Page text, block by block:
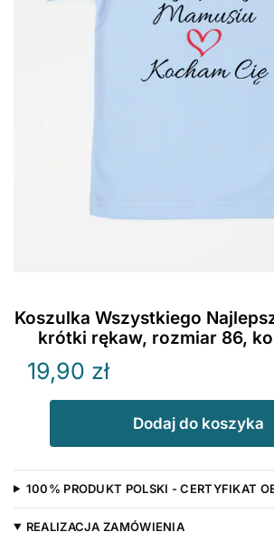
Koszulka Wszystkiego
krótki rękaw, rozmiar 86,
19,90 zł
Wszystkiego
Najlepszego
Mamusiu
Dodaj do koszyka
100% PRODUKT POLSKI - CERTYFIKAT
REALIZACJA ZAMÓWIENIA